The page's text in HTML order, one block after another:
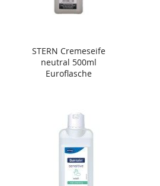
STERN Cremeseife
neutral 500ml
Euroflasche